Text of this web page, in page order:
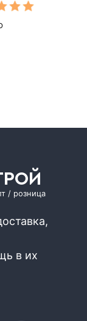
/ розница
в их